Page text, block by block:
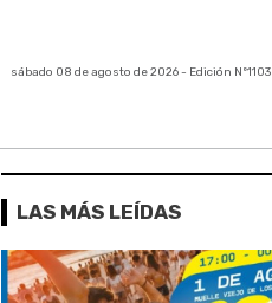
sábado 08 de agosto de 2026- Edición Nº1103
LAS MÁS LEÍDAS